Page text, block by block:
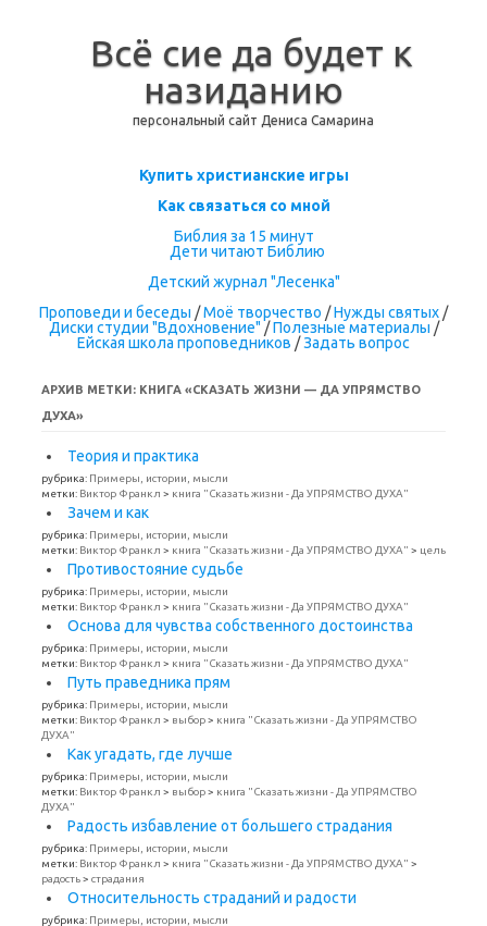
Всё сие да будет к
назиданию
персональный сайт Дениса Самарина
Перейти к содержимому
Купить христианские игры
Как связаться со мной
Библия за 15 минут
Дети читают Библию
Детский журнал "Лесенка"
Проповеди и беседы /Моё творчество /Нужды святых /
Диски студии "Вдохновение" /Полезные материалы /
Ейская школа проповедников /Задать вопрос
АРХИВ МЕТКИ: КНИГА «СКАЗАТЬ ЖИЗНИ — ДА УПРЯМСТВО
ДУХА»
Теория и практика
рубрика: Примеры, истории, мысли
метки: Виктор Франкл > книга "Сказать жизни - Да УПРЯМСТВО ДУХА"
Зачем и как
рубрика: Примеры, истории, мысли
метки: Виктор Франкл > книга "Сказать жизни - Да УПРЯМСТВО ДУХА" > цель
Противостояние судьбе
рубрика: Примеры, истории, мысли
метки: Виктор Франкл > книга "Сказать жизни - Да УПРЯМСТВО ДУХА"
Основа для чувства собственного достоинства
рубрика: Примеры, истории, мысли
метки: Виктор Франкл > книга "Сказать жизни - Да УПРЯМСТВО ДУХА"
Путь праведника прям
рубрика: Примеры, истории, мысли
метки: Виктор Франкл > выбор> книга "Сказать жизни - Да УПРЯМСТВО
ДУХА"
Как угадать, где лучше
рубрика: Примеры, истории, мысли
метки: Виктор Франкл > выбор> книга "Сказать жизни - Да УПРЯМСТВО
ДУХА"
Радость избавление от большего страдания
рубрика: Примеры, истории, мысли
метки: Виктор Франкл > книга "Сказать жизни - Да УПРЯМСТВО ДУХА" >
радость> страдания
Относительность страданий и радости
рубрика: Примеры, истории, мысли